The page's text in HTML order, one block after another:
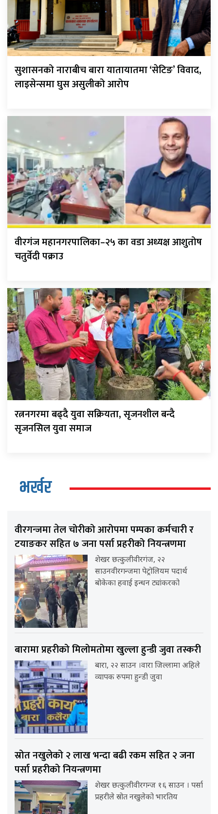
सुशासनको नाराबीच बारा यातायातमा ‘सेटिङ’ विवाद,
लाइसेन्समा घुस असुलीको आरोप
वीरगंज महानगरपालिका–२५ का वडा अध्यक्ष आशुतोष
चतुर्वेदी पक्राउ
रत्ननगरमा बढ्दै युवा सक्रियता, सृजनशील बन्दै
सृजनसिल युवा समाज
भर्खर
वीरगन्जमा तेल चोरीको आरोपमा पम्पका कर्मचारी र
टयाङकर सहित ७ जना पर्सा प्रहरीको नियन्त्रणमा
शेखर छत्कुलीवीरगंज, २२
साउनवीरगन्जमा पेट्रोलियम पदार्थ
बोकेका हवाई इन्धन ट्यांकरको
बारामा प्रहरीको मिलोमतोमा खुल्ला हुन्डी जुवा तस्करी
बारा, २२ साउन ।वारा जिल्लामा अहिले
व्यापक रुपमा हुन्डी जुवा
स्रोत नखुलेको २ लाख भन्दा बढी रकम सहित २ जना
पर्सा प्रहरीको नियन्त्रणमा
शेखर छत्कुलीवीरगन्ज १६ साउन । पर्सा
प्रहरीले स्रोत नखुलेको भारतिय